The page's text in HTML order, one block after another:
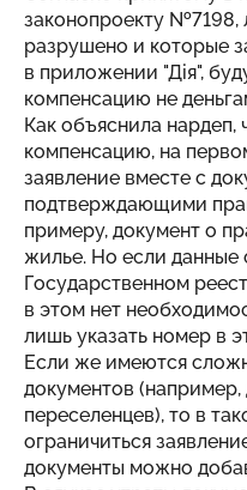
законопроекту
разрушено и которые
в приложении "Дія",
компенсацию не
Как объяснила нардеп,
компенсацию, на
заявление вместе с
подтверждающими
примеру, документ о
жилье. Но если данные
Государственном
в этом нет
лишь указать номер в
Если же имеются
документов
переселенцев), то в
ограничиться
документы можно